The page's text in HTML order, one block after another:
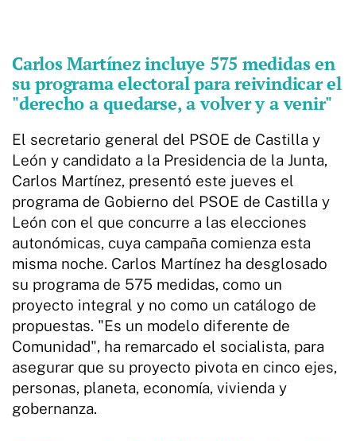
Carlos Martínez incluye 575 medidas en
su programa electoral para reivindicar el
"derecho a quedarse, a volver y a venir"
El secretario general del PSOE de Castilla y
León y candidato a la Presidencia de la Junta,
Carlos Martínez, presentó este jueves el
programa de Gobierno del PSOE de Castilla y
León con el que concurre a las elecciones
autonómicas, cuya campaña comienza esta
misma noche. Carlos Martínez ha desglosado
su programa de 575 medidas, como un
proyecto integral y no como un catálogo de
propuestas. "Es un modelo diferente de
Comunidad", ha remarcado el socialista, para
asegurar que su proyecto pivota en cinco ejes,
personas, planeta, economía, vivienda y
gobernanza.